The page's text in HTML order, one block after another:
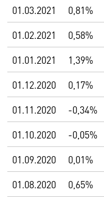
01.03.2021
0,81%
01.02.2021
0,58%
01.01.2021
1,39%
01.12.2020
0,17%
01.11.2020
-0,34%
01.10.2020
-0,05%
01.09.2020
0,01%
01.08.2020
0,65%